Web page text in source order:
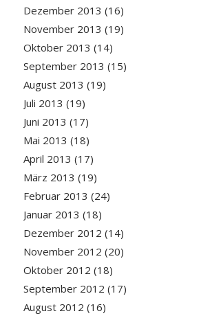
Dezember 2013 (16)
November 2013 (19)
Oktober 2013 (14)
September 2013 (15)
August 2013 (19)
Juli 2013 (19)
Juni 2013 (17)
Mai 2013 (18)
April 2013 (17)
März 2013 (19)
Februar 2013 (24)
Januar 2013 (18)
Dezember 2012 (14)
November 2012 (20)
Oktober 2012 (18)
September 2012 (17)
August 2012 (16)